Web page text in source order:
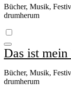
Bücher, Musik,
drumherum
Das ist
Bücher, Musik,
drumherum